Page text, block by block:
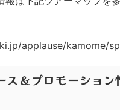
applause/kamome/
ス＆プロモーション